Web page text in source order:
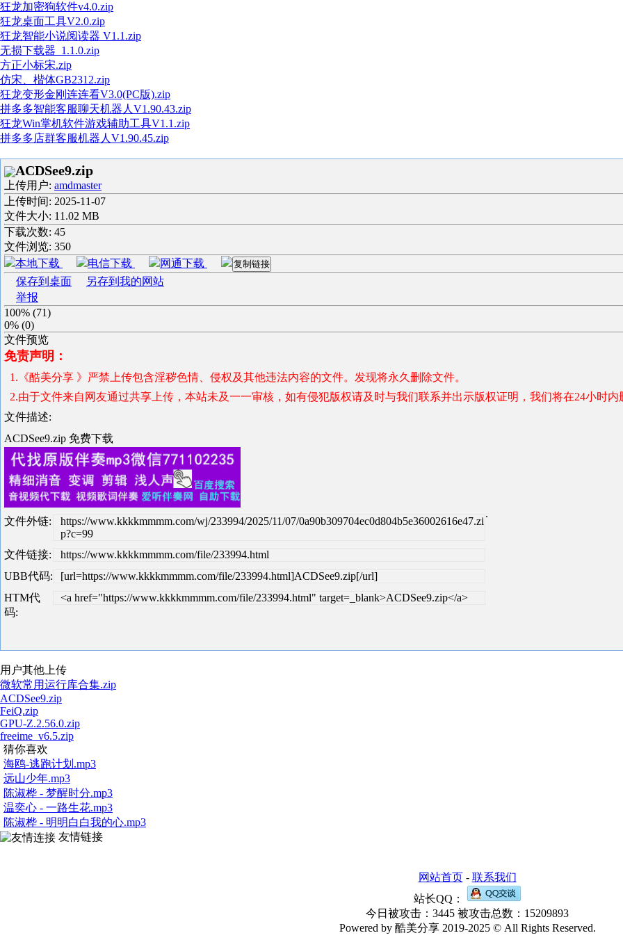
狂龙加密狗软件v4.0.zip
狂龙桌面工具V2.0.zip
狂龙智能小说阅读器 V1.1.zip
无损下载器_1.1.0.zip
方正小标宋.zip
仿宋、楷体GB2312.zip
狂龙变形金刚连连看V3.0(PC版).zip
拼多多智能客服聊天机器人V1.90.43.zip
狂龙Win掌机软件游戏辅助工具V1.1.zip
拼多多店群客服机器人V1.90.45.zip
ACDSee9.zip
上传用户: amdmaster
上传时间: 2025-11-07
文件大小: 11.02 MB
下载次数: 45
文件浏览: 350
本地下载
电信下载 网通下载 复制链接
保存到桌面
另存到我的网站
举报
100% (71)
0% (0)
文件预览
免责声明：
1.《酷美分享 》严禁上传包含淫秽色情、侵权及其他违法内容的文件。发现将永久删除文件。
2.由于文件来自网友通过共享上传，本站未及一一审核，如有侵犯版权请及时与我们联系并出示版权证明，我们将在24小时内
文件描述:
ACDSee9.zip 免费下载
文件外链:
https://www.kkkkmmmm.com/wj/233994/2025/11/07/0a90b309704ec0d804b5e36002616e47.zi
p?c=99
文件链接:
https://www.kkkkmmmm.com/file/233994.html
UBB代码:
[url=https://www.kkkkmmmm.com/file/233994.html]ACDSee9.zip[/url]
HTM代
码:
<a href="https://www.kkkkmmmm.com/file/233994.html" target=_blank>ACDSee9.zip</a>
.
用户其他上传
微软常用运行库合集.zip
ACDSee9.zip
FeiQ.zip
GPU-Z.2.56.0.zip
freeime_v6.5.zip
猜你喜欢
海鸥-逃跑计划.mp3
远山少年.mp3
陈淑桦 - 梦醒时分.mp3
温奕心 - 一路生花.mp3
陈淑桦 - 明明白白我的心.mp3
友情链接
网站首页- 联系我们
站长QQ：
今日被攻击：3445 被攻击总数：15209893
Powered by 酷美分享 2019-2025 © All Rights Reserved.